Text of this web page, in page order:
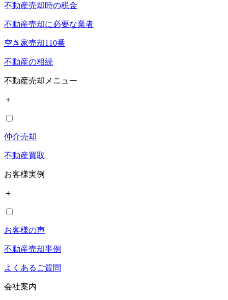
不動産売却時の税金
不動産売却に必要な業者
空き家売却110番
不動産の相続
不動産売却メニュー
＋
仲介売却
不動産買取
お客様実例
＋
お客様の声
不動産売却事例
よくあるご質問
会社案内